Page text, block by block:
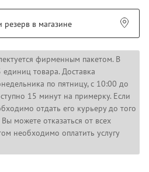
резерв в магазине
фирменным пакетом. В
товара. Доставка
по пятницу, с 10:00 до
15 минут на примерку. Если
отдать его курьеру до того
можете отказаться от всех
необходимо оплатить услугу